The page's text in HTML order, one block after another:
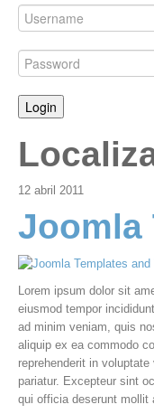
12 abril 2011
Joomla
Lorem ipsum dolor sit
eiusmod tempor
ad minim veniam, quis
aliquip ex ea commodo
reprehenderit in
pariatur. Excepteur sint
qui officia deserunt mollit